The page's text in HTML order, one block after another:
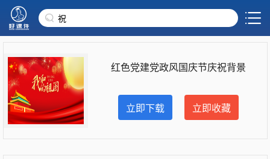
红色党建党政风国庆节庆祝背景
立即下载 立即收藏